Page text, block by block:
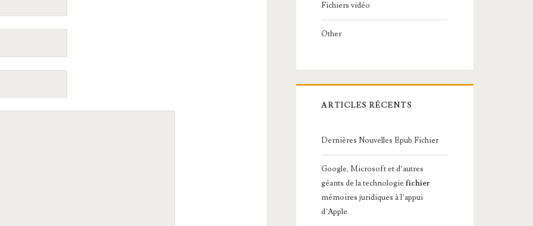
Fichiers vidéo
Other
ARTICLES RÉCENTS
Dernières Nouvelles Epub Fichier
Google, Microsoft et d’autres
géants de la technologiefichier
mémoires juridiques à l’appui
d’Apple